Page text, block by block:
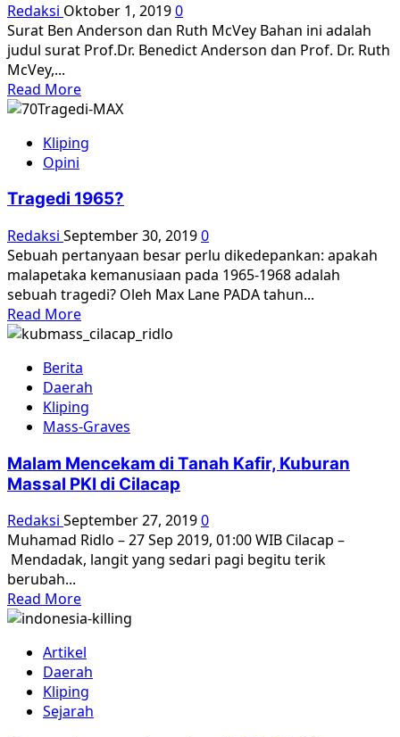
Redaksi Oktober 1, 20190
Surat Ben Anderson dan Ruth McVey Bahan ini adalah
judul surat Prof.Dr. Benedict Anderson dan Prof. Dr. Ruth
McVey,...
Read MoreRead
more
[Oktober
Apa
terjadi
di
Indonesia?
Kliping
Opini
Tragedi 1965?
Redaksi September 30, 20190
Sebuah pertanyaan besar perlu dikedepankan: apakah
malapetaka kemanusiaan pada 1965-1968 adalah
sebuah tragedi? Oleh Max Lane PADA tahun...
Read MoreRead
more
Tragedi
1965?
Berita
Daerah
Kliping
Mass-Graves
Malam Mencekam di Tanah Kafir, Kuburan
Massal PKI di Cilacap
Redaksi September 27, 20190
Muhamad Ridlo – 27 Sep 2019, 01:00 WIB Cilacap –
Mendadak, langit yang sedari pagi begitu terik
berubah...
Read MoreRead
more
Malam
Mencekam
di
Tanah
Artikel
Daerah
Kliping
Sejarah